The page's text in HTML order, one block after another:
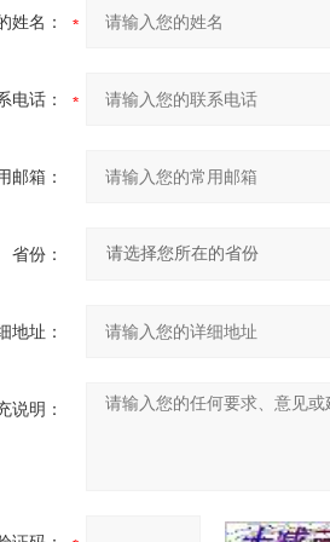
姓名：
电话：
邮箱：
省份：
地址：
说明：